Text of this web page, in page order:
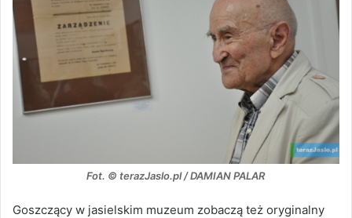
Fot. © terazJaslo.pl / DAMIAN PALAR
Goszczący w jasielskim muzeum zobaczą też oryginalny